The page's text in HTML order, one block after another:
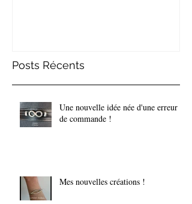
Posts Récents
Une nouvelle idée née d'une erreur
de commande !
Mes nouvelles créations !